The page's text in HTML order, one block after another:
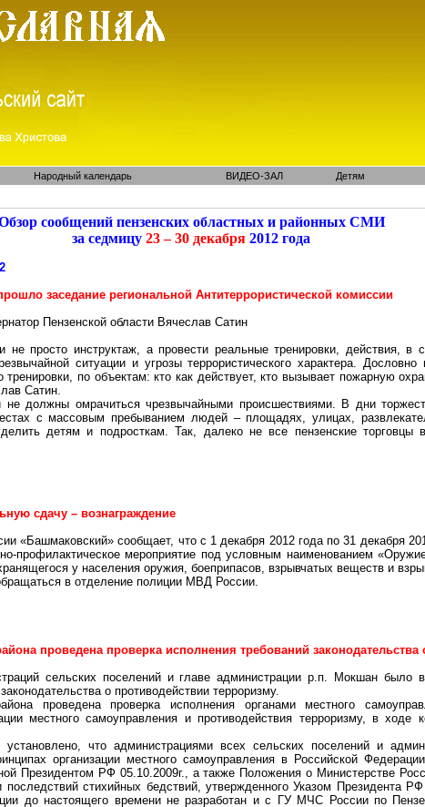
Народный календарь ВИДЕО-ЗАЛ Детям
сообщений пензенских областных и районных СМИ
за седмицу 23 – 30 декабря 2012 года
заседание региональной Антитеррористической комиссии
Пензенской области Вячеслав Сатин
не просто инструктаж, а провести реальные тренировки, действия, в
ситуации и угрозы террористического характера. Дословно
тренировки, по объектам: кто как действует, кто вызывает пожарную
Сатин.
не должны омрачиться чрезвычайными происшествиями. В дни
с массовым пребыванием людей – площадях, улицах,
детям и подросткам. Так, далеко не все пензенские торговцы
сдачу – вознаграждение
«Башмаковский» сообщает, что с 1 декабря 2012 года по 31 декабря
профилактическое мероприятие под условным наименованием
у населения оружия, боеприпасов, взрывчатых веществ и
в отделение полиции МВД России.
проведена проверка исполнения требований
сельских поселений и главе администрации р.п. Мокшан было
о противодействии терроризму.
проведена проверка исполнения органами местного
местного самоуправления и противодействия терроризму, в ходе
что администрациями всех сельских поселений и
организации местного самоуправления в Российской
Президентом РФ 05.10.2009г., а также Положения о Министерстве
стихийных бедствий, утвержденного Указом Президента
до настоящего времени не разработан и с ГУ МЧС России по